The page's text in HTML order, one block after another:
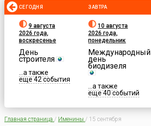
СЕГОДНЯ
9 августа
2026 года,
воскресенье
День
строителя
...а также
еще 42 события
ЗАВТРА
10 августа
2026 года,
понедельник
Международный
день
биодизеля
...а также
еще 40 событий
Главная страница / Именины / 15 сентября